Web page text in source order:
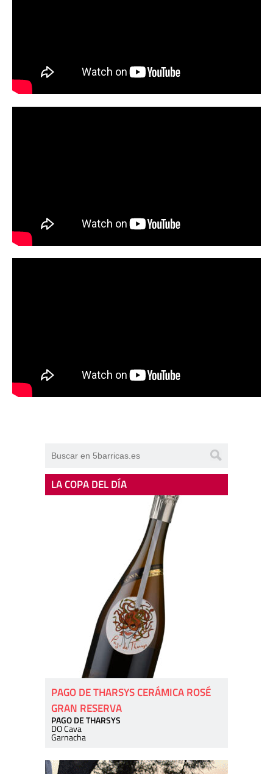
LA COPA DEL DÍA
PAGO DE THARSYS CERÁMICA ROSÉ
GRAN RESERVA
PAGO DE THARSYS
DO Cava
Garnacha